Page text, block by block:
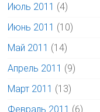
Июль 2011 (4)
Июнь 2011 (10)
Май 2011 (14)
Апрель 2011 (9)
Март 2011 (13)
Февраль 2011 (6)